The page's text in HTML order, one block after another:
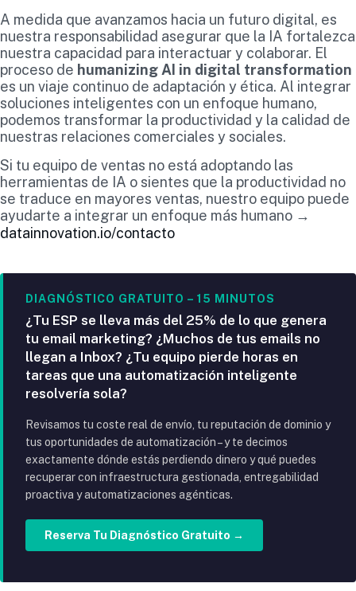
A medida que avanzamos hacia un futuro digital, es
nuestra responsabilidad asegurar que la IA fortalezca
nuestra capacidad para interactuar y colaborar. El
proceso de humanizing AI in digital transformation
es un viaje continuo de adaptación y ética. Al integrar
soluciones inteligentes con un enfoque humano,
podemos transformar la productividad y la calidad de
nuestras relaciones comerciales y sociales.
Si tu equipo de ventas no está adoptando las
herramientas de IA o sientes que la productividad no
se traduce en mayores ventas, nuestro equipo puede
ayudarte a integrar un enfoque más humano →
datainnovation.io/contacto
DIAGNÓSTICO GRATUITO – 15 MINUTOS
¿Tu ESP se lleva más del 25% de lo que genera
tu email marketing? ¿Muchos de tus emails no
llegan a Inbox? ¿Tu equipo pierde horas en
tareas que una automatización inteligente
resolvería sola?
Revisamos tu coste real de envío, tu reputación de dominio y
tus oportunidades de automatización – y te decimos
exactamente dónde estás perdiendo dinero y qué puedes
recuperar con infraestructura gestionada, entregabilidad
proactiva y automatizaciones agénticas.
Reserva Tu Diagnóstico Gratuito →